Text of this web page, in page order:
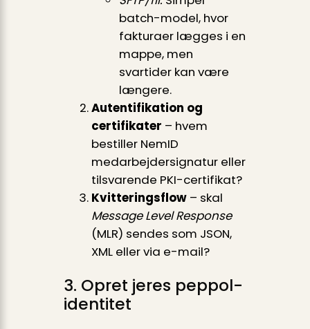
batch-model, hvor
fakturaer lægges i en
mappe, men
svartider kan være
længere.
Autentifikation og
certifikater – hvem
bestiller NemID
medarbejdersignatur eller
tilsvarende PKI-certifikat?
Kvitteringsflow– skal
Message Level Response
(MLR) sendes som JSON,
XML eller via e-mail?
3. Opret jeres peppol-
identitet